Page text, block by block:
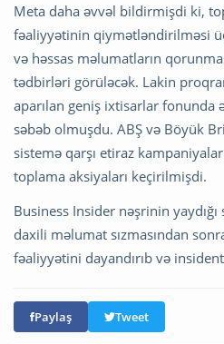
Meta daha əvvəl bildirmişdi ki,
fəaliyyətinin qiymətləndirilməsi
və həssas məlumatların
tədbirləri görüləcək. Lakin
aparılan geniş ixtisarlar fonunda
səbəb olmuşdu. ABŞ və Böyük
sistemə qarşı etiraz
toplama aksiyaları keçirilmişdi.
Business Insider nəşrinin
daxili məlumat sızmasından
fəaliyyətini dayandırıb və
Paylaş Tweet